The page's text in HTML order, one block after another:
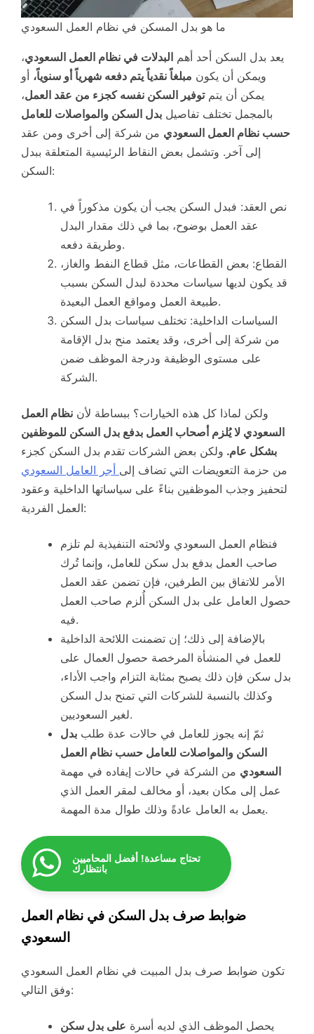
ما هو بدل المسكن في نظام العمل السعودي
يعد بدل السكن أحد أهم البدلات في نظام العمل السعودي،
ويمكن أن يكون مبلغاً نقدياً يتم دفعه شهرياً أو سنوياً، أو
يمكن أن يتمتوفير السكن نفسه كجزء من عقد العمل،
بالمجمل تختلف تفاصيل بدل السكن والمواصلات للعامل
حسب نظام العمل السعودي من شركة إلى أخرى ومن عقد
إلى آخر. وتشمل بعض النقاط الرئيسية المتعلقة ببدل
السكن:
نص العقد: فبدل السكن يجب أن يكون مذكوراً في
عقد العمل بوضوح، بما في ذلك مقدار البدل
وطريقة دفعه.
القطاع: بعض القطاعات، مثل قطاع النفط والغاز،
قد يكون لديها سياسات محددة لبدل السكن بسبب
طبيعة العمل ومواقع العمل البعيدة.
السياسات الداخلية: تختلف سياسات بدل السكن
من شركة إلى أخرى، وقد يعتمد منح بدل الإقامة
على مستوى الوظيفة ودرجة الموظف ضمن
الشركة.
ولكن لماذا كل هذه الخيارات؟ ببساطة لأن نظام العمل
السعودي لا يُلزم أصحاب العمل بدفع بدل السكن للموظفين
بشكل عام. ولكن بعض الشركات تقدم بدل السكن كجزء
من حزمة التعويضات التي تضاف إلى أجر العامل السعودي
لتحفيز وجذب الموظفين بناءً على سياساتها الداخلية وعقود
العمل الفردية:
فنظام العمل السعودي ولائحته التنفيذية لم تلزم
صاحب العمل بدفع بدل سكن للعامل، وإنما تُرك
الأمر للاتفاق بين الطرفين، فإن تضمن عقد العمل
حصول العامل على بدل السكن أُلزم صاحب العمل
فيه.
بالإضافة إلى ذلك؛ إن تضمنت اللائحة الداخلية
للعمل في المنشأة المرخصة حصول العمال على
بدل سكن فإن ذلك يصبح بمثابة التزام واجب الأداء،
وكذلك بالنسبة للشركات التي تمنح بدل السكن
لغير السعوديين.
ثمّ إنه يجوز للعامل في حالات عدة طلب بدل
السكن والمواصلات للعامل حسب نظام العمل
السعودي من الشركة في حالات إيفاده في مهمة
عمل إلى مكان بعيد، أو مخالف لمقر العمل الذي
يعمل به العامل عادةً وذلك طوال مدة المهمة.
تحتاج مساعدة! أفضل المحاميين
بانتظارك
ضوابط صرف بدل السكن في نظام العمل
السعودي
تكون ضوابط صرف بدل المبيت في نظام العمل السعودي
وفق التالي:
يحصل الموظف الذي لديه أسرة على بدل سكن